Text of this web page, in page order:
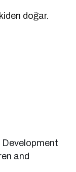
doğar.
Development
and